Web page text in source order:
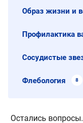
Образ жизни и
Профилактика
Сосудистые
Флебология 8
Остались